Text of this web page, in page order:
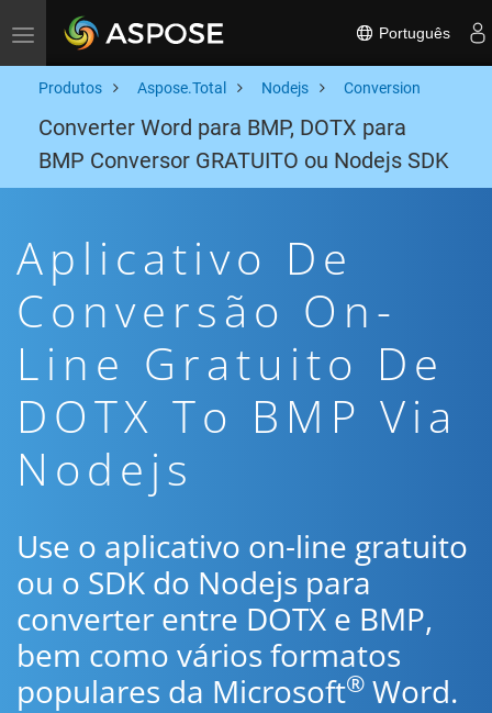
Toggle navigation Português
Produtos Aspose.Total Nodejs Conversion
Converter Word para BMP, DOTX para
BMP Conversor GRATUITO ou Nodejs SDK
Aplicativo De
Conversão On-
Line Gratuito De
DOTX To BMP Via
Nodejs
Use o aplicativo on-line gratuito
ou o SDK do Nodejs para
converter entre DOTX e BMP,
bem como vários formatos
populares da Microsoft® Word.